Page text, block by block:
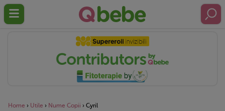
Home › Utile › Nume Copii › Cyril